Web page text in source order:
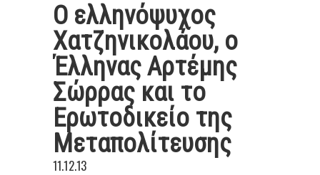
Ο ελληνόψυχος
Χατζηνικολάου, ο
Έλληνας Αρτέμης
Σώρρας και το
Ερωτοδικείο της
Μεταπολίτευσης
11.12.13